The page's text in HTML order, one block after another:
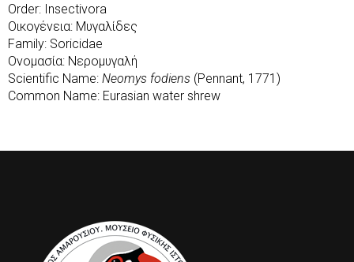
Order: Insectivora
Οικογένεια: Μυγαλίδες
Family: Soricidae
Ονομασία: Νερομυγαλή
Scientific Name: Neomys fodiens (Pennant, 1771)
Common Name: Eurasian water shrew